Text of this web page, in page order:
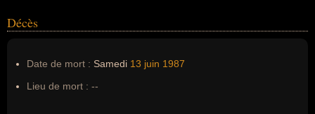
Décès
Date de mort : Samedi 13 juin 1987
Lieu de mort : --